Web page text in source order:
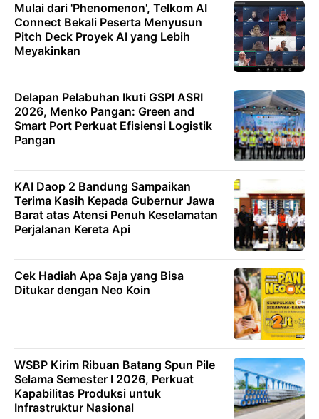
Mulai dari 'Phenomenon', Telkom AI
Connect Bekali Peserta Menyusun
Pitch Deck Proyek AI yang Lebih
Meyakinkan
Delapan Pelabuhan Ikuti GSPI ASRI
2026, Menko Pangan: Green and
Smart Port Perkuat Efisiensi Logistik
Pangan
KAI Daop 2 Bandung Sampaikan
Terima Kasih Kepada Gubernur Jawa
Barat atas Atensi Penuh Keselamatan
Perjalanan Kereta Api
Cek Hadiah Apa Saja yang Bisa
Ditukar dengan Neo Koin
WSBP Kirim Ribuan Batang Spun Pile
Selama Semester I 2026, Perkuat
Kapabilitas Produksi untuk
Infrastruktur Nasional